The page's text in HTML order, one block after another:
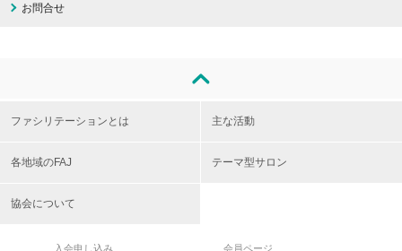
お問合せ
ファシリテーションとは 主な活動
各地域のFAJ テーマ型サロン
協会について
入会申し込み 会員ページ